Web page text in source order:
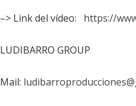
–> Link del vídeo: https://
LUDIBARRO GROUP
Mail: